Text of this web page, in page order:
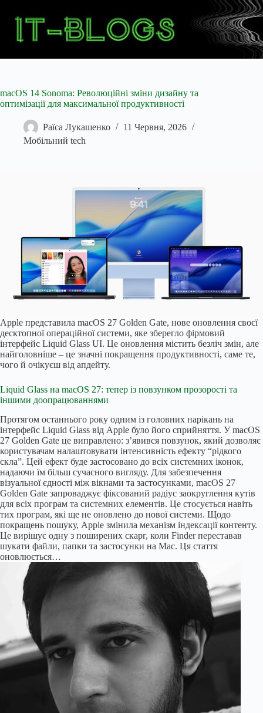
macOS 14 Sonoma: Революційні зміни дизайну та
оптимізації для максимальної продуктивності
Раїса Лукашенко
11 Червня, 2026
Мобільний tech
Apple представила macOS 27 Golden Gate, нове оновлення своєї
десктопної операційної системи, яке зберегло фірмовий
інтерфейс Liquid Glass UI. Це оновлення містить безліч змін, але
найголовніше – це значні покращення продуктивності, саме те,
чого й очікуєш від апдейту.
Liquid Glass на macOS 27: тепер із повзунком прозорості та
іншими доопрацюваннями
Протягом останнього року одним із головних нарікань на
інтерфейс Liquid Glass від Apple було його сприйняття. У macOS
27 Golden Gate це виправлено: з’явився повзунок, який дозволяє
користувачам налаштовувати інтенсивність ефекту “рідкого
скла”. Цей ефект буде застосовано до всіх системних іконок,
надаючи їм більш сучасного вигляду. Для забезпечення
візуальної єдності між вікнами та застосунками, macOS 27
Golden Gate запроваджує фіксований радіус заокруглення кутів
для всіх програм та системних елементів. Це стосується навіть
тих програм, які ще не оновлено до нової системи. Щодо
покращень пошуку, Apple змінила механізм індексації контенту.
Це вирішує одну з поширених скарг, коли Finder переставав
шукати файли, папки та застосунки на Mac. Ця стаття
оновлюється…